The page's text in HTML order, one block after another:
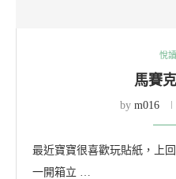
悅
馬賽
by m016
最近寶寶很喜歡玩貼紙，上
一開箱立 …